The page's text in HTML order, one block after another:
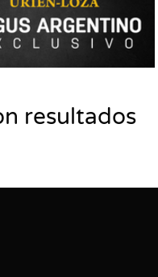
resultados